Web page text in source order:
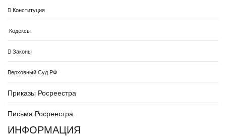
Конституция
Кодексы
Законы
Верховный Суд РФ
Приказы Росреестра
Письма Росреестра
ИНФОРМАЦИЯ